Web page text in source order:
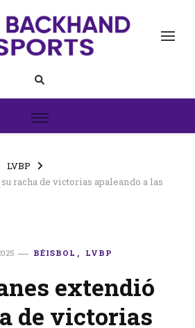
Sports
LVBP
racha de victorias apaleando a las
BÉISBOL LVBP
extendió
de victorias